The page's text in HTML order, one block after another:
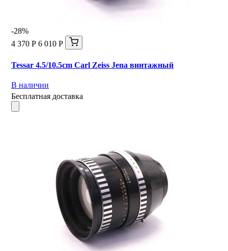
-28%
4 370 Р 6 010 Р
Tessar 4.5/10.5cm Carl Zeiss Jena винтажный
В наличии
Бесплатная доставка